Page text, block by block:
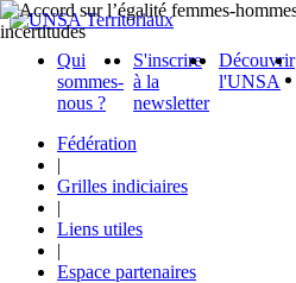
Qui
sommes-
nous ?
S'inscrire
à la
newsletter
Découvrir
l'UNSA
Fédération
|
Grilles indiciaires
|
Liens utiles
|
Espace partenaires